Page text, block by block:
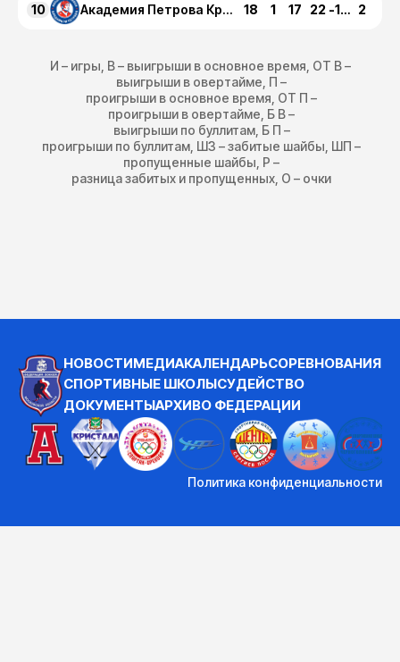
10 Академия Петрова Красногорск 18 1 17 22 -108 2
И – игры, В – выигрыши в основное время, ОТ В –
выигрыши в овертайме, П –
проигрыши в основное время, ОТ П –
проигрыши в овертайме, Б В –
выигрыши по буллитам, Б П –
проигрыши по буллитам, ШЗ – забитые шайбы, ШП –
пропущенные шайбы, Р –
разница забитых и пропущенных, О – очки
НОВОСТИМЕДИАКАЛЕНДАРЬСОРЕВНОВАНИЯ
СПОРТИВНЫЕ ШКОЛЫСУДЕЙСТВО
ДОКУМЕНТЫАРХИВО ФЕДЕРАЦИИ
Политика конфиденциальности